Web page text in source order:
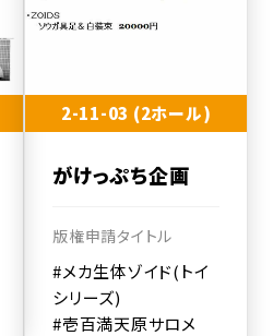
2-11-03 (2ホール)
がけっぷち企画
版権申請タイトル
#メカ生体ゾイド(トイ
シリーズ)
#壱百満天原サロメ